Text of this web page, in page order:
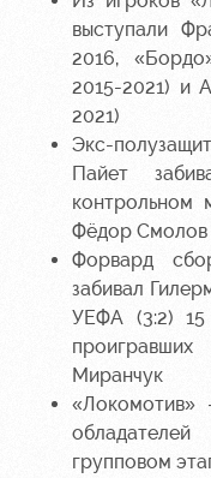
выступали
2016,
2015-2021) и
2021)
Экс-
Пайет
контрольном
Фёдор Смолов
Форвард
забивал
УЕФА (3:2) 15
Миранчук
групповом